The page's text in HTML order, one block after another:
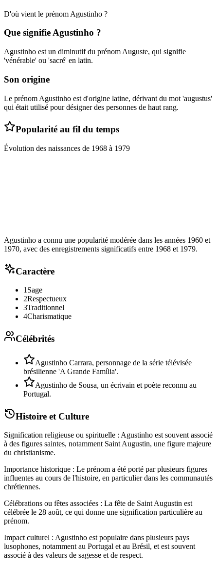
D'où vient le prénom Agustinho ?
Que signifieAgustinho ?
Agustinho est un diminutif du prénom Auguste, qui signifie
'vénérable' ou 'sacré' en latin.
Son origine
Le prénom Agustinho est d'origine latine, dérivant du mot 'augustus'
qui était utilisé pour désigner des personnes de haut rang.
Popularité au fil du temps
Évolution des naissances de 1968 à 1979
Agustinho a connu une popularité modérée dans les années 1960 et
1970, avec des enregistrements significatifs entre 1968 et 1979.
Caractère
1Sage
2Respectueux
3Traditionnel
4Charismatique
Célébrités
Agustinho Carrara, personnage de la série télévisée
brésilienne 'A Grande Família'.
Agustinho de Sousa, un écrivain et poète reconnu au
Portugal.
Histoire et Culture
Signification religieuse ou spirituelle : Agustinho est souvent associé
à des figures saintes, notamment Saint Augustin, une figure majeure
du christianisme.
Importance historique : Le prénom a été porté par plusieurs figures
influentes au cours de l'histoire, en particulier dans les communautés
chrétiennes.
Célébrations ou fêtes associées : La fête de Saint Augustin est
célébrée le 28 août, ce qui donne une signification particulière au
prénom.
Impact culturel : Agustinho est populaire dans plusieurs pays
lusophones, notamment au Portugal et au Brésil, et est souvent
associé à des valeurs de sagesse et de respect.